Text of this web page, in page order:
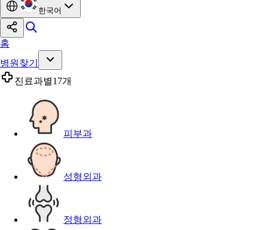
한국어
홈
병원찾기
진료과별17개
피부과
성형외과
정형외과